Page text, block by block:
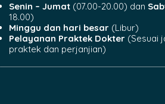
Senin – Jumat(07.00-20.00) dan
18.00)
Minggu dan hari besar(Libur)
Pelayanan Praktek Dokter(Sesuai
praktek dan perjanjian)